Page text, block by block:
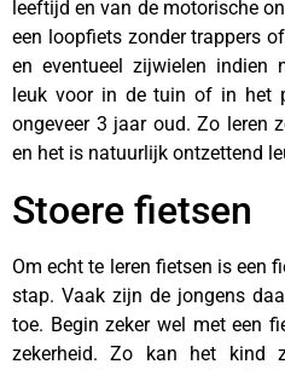
leeftijd en van de motorische
een loopfiets zonder trappers
en eventueel zijwielen indien
leuk voor in de tuin of in het
ongeveer 3 jaar oud. Zo leren
en het is natuurlijk ontzettend
Stoere fietsen
Om echt te leren fietsen is een
stap. Vaak zijn de jongens
toe. Begin zeker wel met een
zekerheid. Zo kan het kind